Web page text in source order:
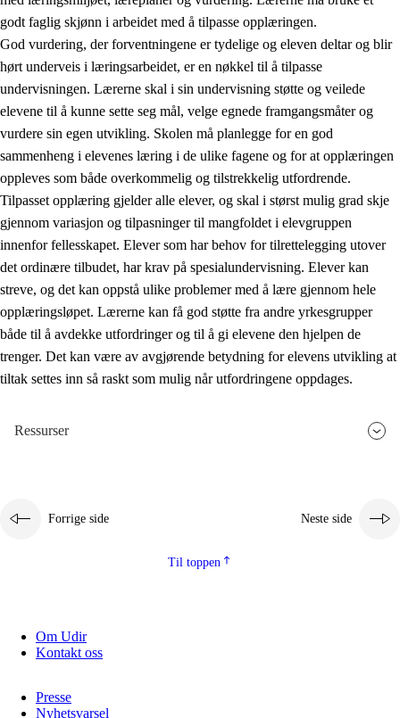
godt faglig skjønn i arbeidet med å tilpasse opplæringen.
God vurdering, der forventningene er tydelige og eleven deltar og blir
hørt underveis i læringsarbeidet, er en nøkkel til å tilpasse
undervisningen. Lærerne skal i sin undervisning støtte og veilede
elevene til å kunne sette seg mål, velge egnede framgangsmåter og
vurdere sin egen utvikling. Skolen må planlegge for en god
sammenheng i elevenes læring i de ulike fagene og for at opplæringen
oppleves som både overkommelig og tilstrekkelig utfordrende.
Tilpasset opplæring gjelder alle elever, og skal i størst mulig grad skje
gjennom variasjon og tilpasninger til mangfoldet i elevgruppen
innenfor fellesskapet. Elever som har behov for tilrettelegging utover
det ordinære tilbudet, har krav på spesialundervisning. Elever kan
streve, og det kan oppstå ulike problemer med å lære gjennom hele
opplæringsløpet. Lærerne kan få god støtte fra andre yrkesgrupper
både til å avdekke utfordringer og til å gi elevene den hjelpen de
trenger. Det kan være av avgjørende betydning for elevens utvikling at
tiltak settes inn så raskt som mulig når utfordringene oppdages.
Ressurser
Forrige side Neste side
Til toppen
Om Udir
Kontakt oss
Presse
Nyhetsvarsel